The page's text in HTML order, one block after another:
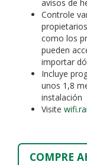
avisos de
Controle
como los
pueden
importar
Incluye
unos 1,8
instalación
Visite
COMPRE